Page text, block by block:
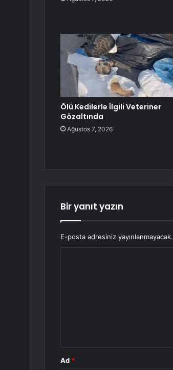
Ölü Kedilerle İlgili Veteriner
Gözaltında
Ağustos 7, 2026
Bir yanıt yazın
E-posta adresiniz yayınlanmayacak.
Ad *